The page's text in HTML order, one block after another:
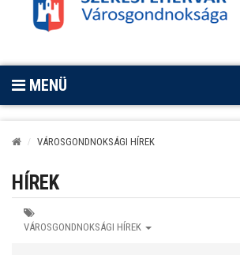
MENÜ
VÁROSGONDNOKSÁGI HÍREK
HÍREK
VÁROSGONDNOKSÁGI HÍREK